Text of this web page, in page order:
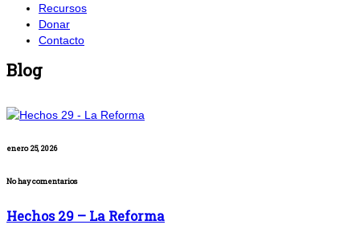
Recursos
Donar
Contacto
Blog
enero 25, 2026
No hay comentarios
Hechos 29 – La Reforma